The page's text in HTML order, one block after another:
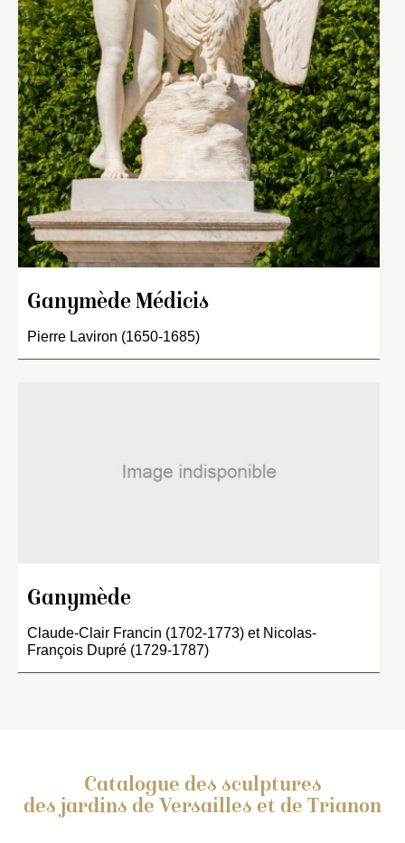
Ganymède Médicis
Pierre Laviron (1650-1685)
Ganymède
Claude-Clair Francin (1702-1773) et Nicolas-
François Dupré (1729-1787)
Catalogue des sculptures
des jardins de Versailles et de Trianon